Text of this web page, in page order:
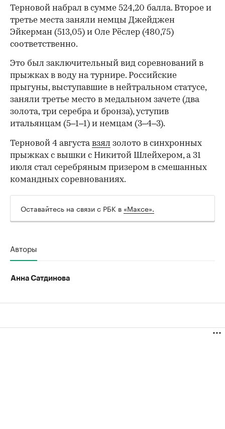
Терновой набрал в сумме 524,20 балла. Второе и
третье места заняли немцы Джейджен
Эйкерман (513,05) и Оле Рёслер (480,75)
соответственно.
Это был заключительный вид соревнований в
прыжках в воду на турнире. Российские
прыгуны, выступавшие в нейтральном статусе,
заняли третье место в медальном зачете (два
золота, три серебра и бронза), уступив
итальянцам (5–1–1) и немцам (3–4–3).
Терновой 4 августавзял золото в синхронных
прыжках с вышки с Никитой Шлейхером, а 31
июля стал серебряным призером в смешанных
командных соревнованиях.
Оставайтесь на связи с РБК в «Максе».
Авторы
Анна Сатдинова